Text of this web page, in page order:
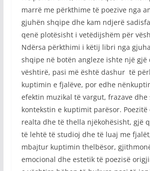
marrë me përkthime të poezive nga
gjuhën shqipe dhe kam ndjerë
qenë plotësisht i vetëdijshëm për
Ndërsa përkthimi i këtij libri nga
shqipe në botën angleze ishte një gjë
vështirë, pasi më është dashur të
kuptimin e fjalëve, por edhe
efektin muzikal të vargut, frazave dhe
kontekstin e kuptimit parësor. Poezitë
realta dhe të thella njëkohësisht, gjë
të lehtë të studioj dhe të luaj me
mbajtur kuptimin thelbësor,
emocional dhe estetik të poezisë